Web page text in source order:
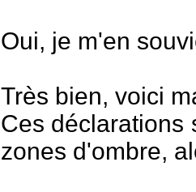
Oui, je m'en
Très bien, voici
Ces déclarations
zones d'ombre,